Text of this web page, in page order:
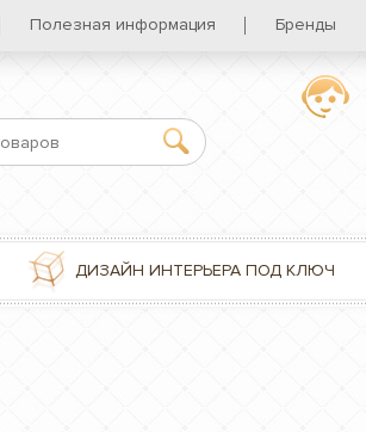
Полезная информация Бренды
ДИЗАЙН ИНТЕРЬЕРА ПОД КЛЮЧ